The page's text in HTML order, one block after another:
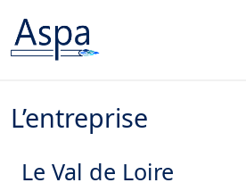
L’entreprise
Le Val de Loire